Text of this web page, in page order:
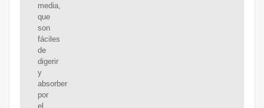
media,
que
son
fáciles
de
digerir
y
absorber
por
el